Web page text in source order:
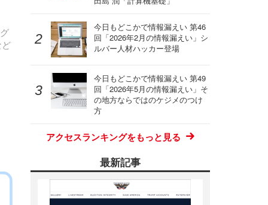
今日もどこかで情報漏えい 第46
回「2026年2月の情報漏えい」シ
ルバー人材ハッカー登場
今日もどこかで情報漏えい 第49
回「2026年5月の情報漏えい」そ
の地方ならではのケジメのつけ
方
アクセスランキングをもっと見る
最新記事